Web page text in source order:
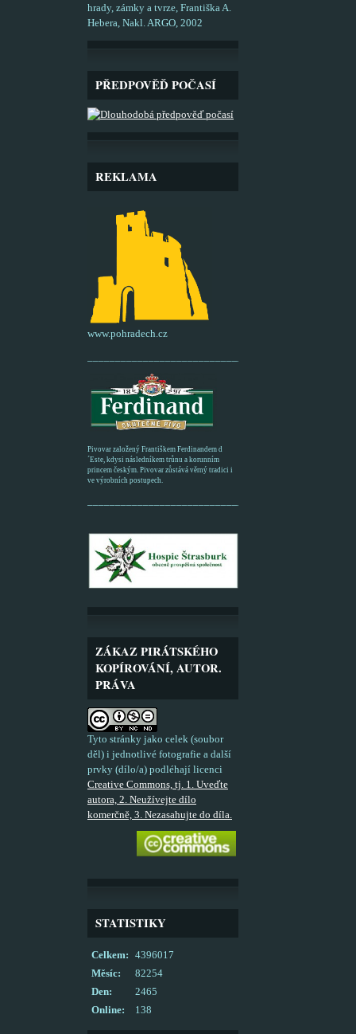
hrady, zámky a tvrze, Františka A.
Hebera, Nakl. ARGO, 2002
PŘEDPOVĚĎ POČASÍ
REKLAMA
www.pohradech.cz
Pivovar založený Františkem Ferdinandem d
´Este, kdysi následníkem trůnu a korunním
princem českým. Pivovar zůstává věrný tradici i
ve výrobních postupech.
ZÁKAZ PIRÁTSKÉHO
KOPÍROVÁNÍ, AUTOR.
PRÁVA
Tyto stránky jako celek (soubor
děl) i jednotlivé fotografie a další
prvky (dílo/a) podléhají licenci
Creative Commons, tj. 1. Uveďte
autora, 2. Neužívejte dílo
komerčně, 3. Nezasahujte do díla.
STATISTIKY
Online: 138
Celkem:
4396017
Měsíc:
82254
Den:
2465